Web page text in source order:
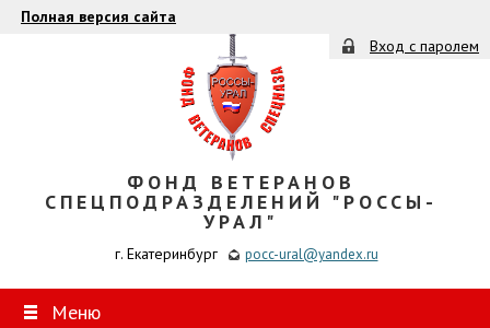
Полная версия сайта
Вход с паролем
ФОНД ВЕТЕРАНОВ
СПЕЦПОДРАЗДЕЛЕНИЙ "РОССЫ-
УРАЛ"
г. Екатеринбург pocc-ural@yandex.ru
Меню